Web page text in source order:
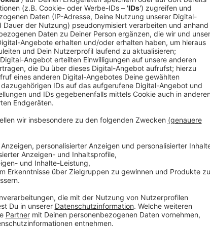
Bahnhöfe Leverkusen-Mitte und Chempark
Anzeige
Der Bahnhof in Wiesdorf hat sich in puncto
deutlich verbessert. Die Barrierefreiheit durch neue
das Ergebnis positiv beeinflusst.
Der Bahnhof Chempark zeigt weiterhin Mängel bei der
und kaputten Fahrkartenentwertern. Seit 2021
Anzeige
Mehr Nachrichten aus Leverkusen